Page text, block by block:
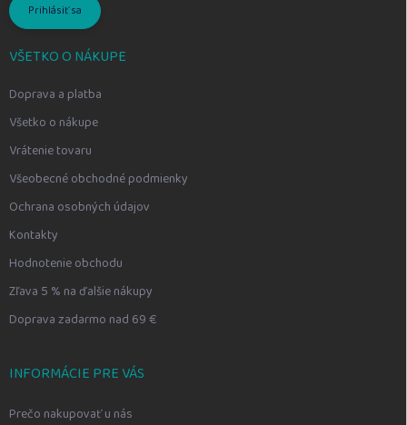
Prihlásiť sa
VŠETKO O NÁKUPE
Doprava a platba
Všetko o nákupe
Vrátenie tovaru
Všeobecné obchodné podmienky
Ochrana osobných údajov
Kontakty
Hodnotenie obchodu
Zľava 5 % na ďalšie nákupy
Doprava zadarmo nad 69 €
INFORMÁCIE PRE VÁS
Prečo nakupovať u nás